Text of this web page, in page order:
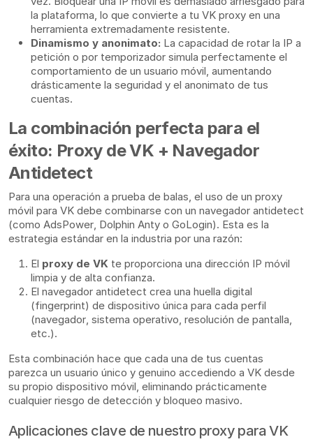
la plataforma, lo que convierte a tu VK proxy en una
herramienta extremadamente resistente.
Dinamismo y anonimato: La capacidad de rotar la IP a
petición o por temporizador simula perfectamente el
comportamiento de un usuario móvil, aumentando
drásticamente la seguridad y el anonimato de tus
cuentas.
La combinación perfecta para el
éxito: Proxy de VK + Navegador
Antidetect
Para una operación a prueba de balas, el uso de un proxy
móvil para VK debe combinarse con un navegador antidetect
(como AdsPower, Dolphin Anty o GoLogin). Esta es la
estrategia estándar en la industria por una razón:
El proxy de VK te proporciona una dirección IP móvil
limpia y de alta confianza.
El navegador antidetect crea una huella digital
(fingerprint) de dispositivo única para cada perfil
(navegador, sistema operativo, resolución de pantalla,
etc.).
Esta combinación hace que cada una de tus cuentas
parezca un usuario único y genuino accediendo a VK desde
su propio dispositivo móvil, eliminando prácticamente
cualquier riesgo de detección y bloqueo masivo.
Aplicaciones clave de nuestro proxy para VK